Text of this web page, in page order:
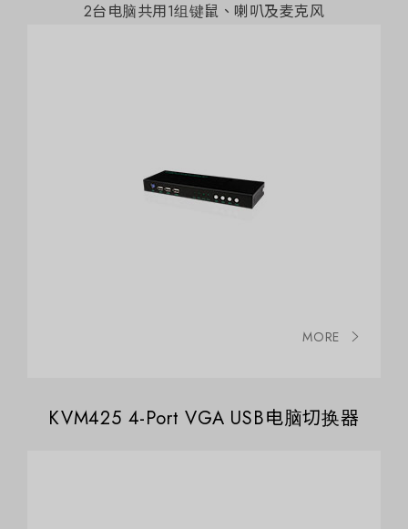
2台电脑共用1组键鼠、喇叭及麦克风
MORE
KVM425 4-Port VGA USB电脑切换器